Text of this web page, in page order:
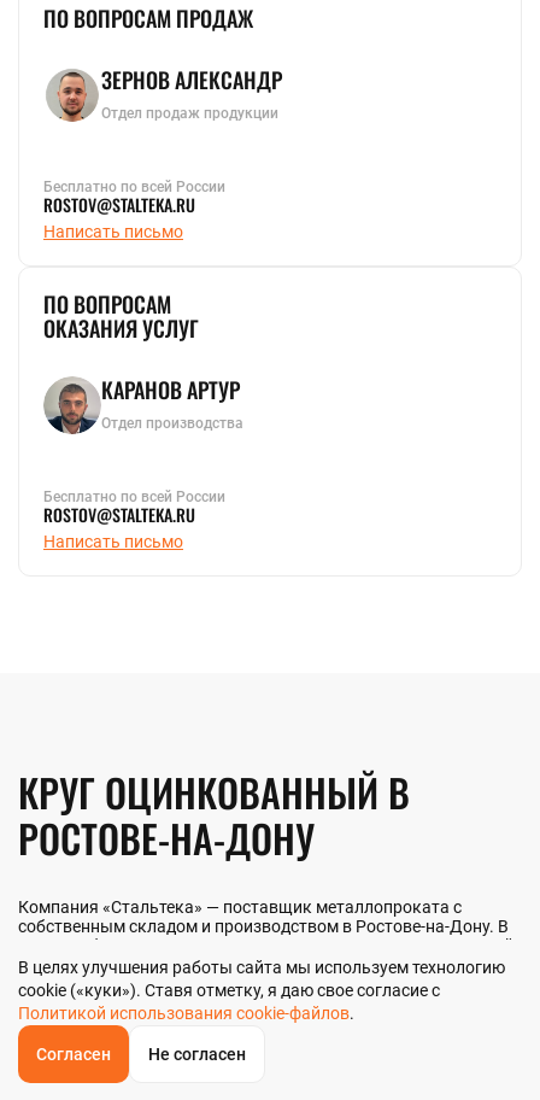
ОБРАТНЫЙЗВОНОК
ПО ВОПРОСАМ ПРОДАЖ
ЗЕРНОВ АЛЕКСАНДР
Отдел продаж продукции
Бесплатно по всей России
ROSTOV@STALTEKA.RU
Написать письмо
ПО ВОПРОСАМ
ОКАЗАНИЯ УСЛУГ
КАРАНОВ АРТУР
Отдел производства
Бесплатно по всей России
ROSTOV@STALTEKA.RU
Написать письмо
КРУГ ОЦИНКОВАННЫЙ В
РОСТОВЕ-НА-ДОНУ
Компания «Стальтека» — поставщик металлопроката с
собственным складом и производством в Ростове-на-Дону. В
наличии более 130 видов металлопроката и 70 наименований
металлоизделий — черный, цветной и нержавеющий прокат
любых типоразмеров. Мы реализуем круг оцинкованный как
оптом, так и в розницу прямо со склада из наличия или под
заказ. Контроль качества на всех этапах — от входного
анализа до отгрузки.
Главная
В целях улучшения работы сайта мы используем технологию
cookie («куки»). Ставя отметку, я даю свое согласие с
Политикой использования cookie-файлов.
Согласен Не согласен